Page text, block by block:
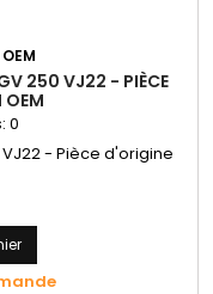
250 VJ22 - PIÈCE
OEM
0
VJ22 - Pièce d'origine